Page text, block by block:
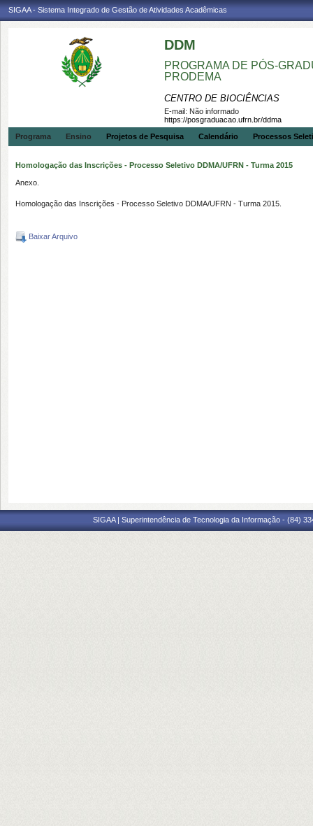
SIGAA - Sistema Integrado de Gestão de Atividades Acadêmicas
DDM
PROGRAMA DE PÓS-
PRODEMA
CENTRO DE BIOCIÊNCIAS
E-mail: Não informado
https://posgraduacao.ufrn.br/ddma
Programa
Ensino Projetos de Pesquisa Calendário Processos
Homologação das Inscrições - Processo Seletivo DDMA/UFRN - Turma 2015
Anexo.
Homologação das Inscrições - Processo Seletivo DDMA/UFRN - Turma 2015.
Baixar Arquivo
SIGAA | Superintendência de Tecnologia da Informação - (84)